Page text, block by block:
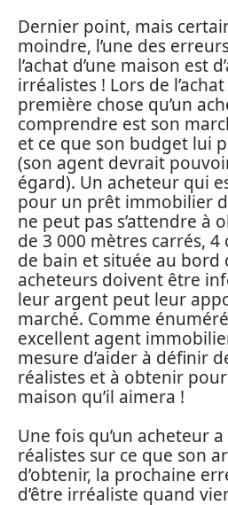
Dernier point, mais
moindre, l’une des
l’achat d’une maison est
irréalistes ! Lors de
première chose qu’un
comprendre est son
et ce que son budget lui
(son agent devrait
égard). Un acheteur qui
pour un prêt immobilier
ne peut pas s’attendre à
de 3 000 mètres carrés, 4
de bain et située au bord
acheteurs doivent être
leur argent peut leur
marché. Comme
excellent agent
mesure d’aider à définir
réalistes et à obtenir
maison qu’il aimera !
Une fois qu’un acheteur
réalistes sur ce que son
d’obtenir, la prochaine
d’être irréaliste quand